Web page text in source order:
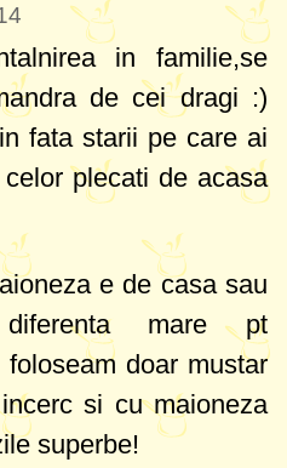
in familie,se
de cei dragi :)
fata starii pe care ai
plecati de acasa
e de casa sau
mare pt
doar mustar
si cu maioneza
superbe!